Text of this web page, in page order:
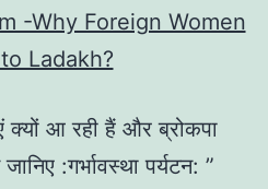
क्यों आ रही हैं और ब्रोकपा
:गर्भावस्था पर्यटन: ”